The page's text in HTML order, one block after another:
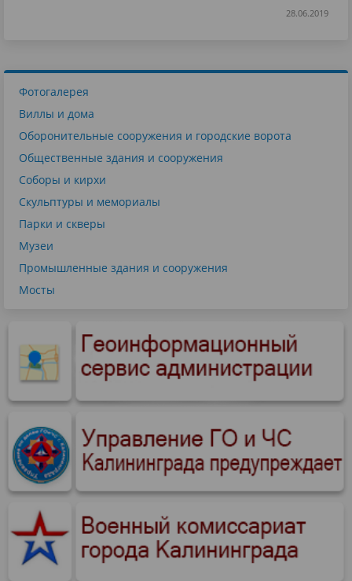
28.06.2019
Фотогалерея
Виллы и дома
Оборонительные сооружения и городские ворота
Общественные здания и сооружения
Соборы и кирхи
Скульптуры и мемориалы
Парки и скверы
Музеи
Промышленные здания и сооружения
Мосты